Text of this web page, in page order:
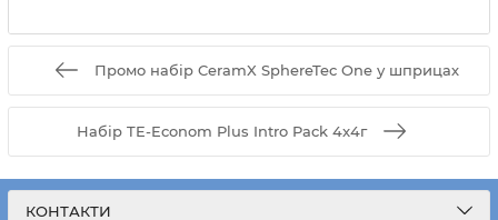
Промо набір CeramX SphereTec One у шприцах
Набір TE-Econom Plus Intro Pack 4x4г
КОНТАКТИ